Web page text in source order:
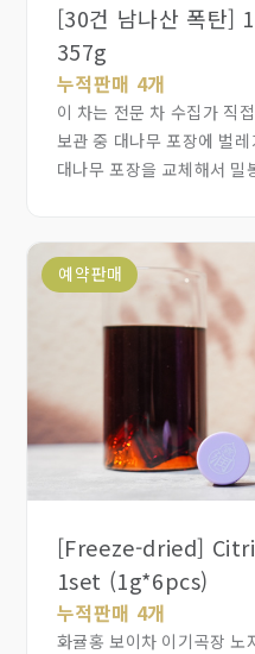
[30건 남나산 폭탄]
357g
누적판매 4개
이 차는 전문 차 수집가 직
보관 중 대나무 포장에 벌
대나무 포장을 교체해서
내놓고 여러분과 나누려
차향이 스며나올 정도로
펼쳐보면 살이 통통하고
꽃과 꿀이 어우러진 은은
넣으면 달고 부드러워 차
없이 즐길 수 있고, 오랜 시
더욱 구하기 힘든 귀한 품
깊은 무게감이 느껴집니다.
확보했으며 저희가 일주
가격도 매우 합리적이고
예약판매
[Freeze-dried]
1set (1g*6pcs)
누적판매 4개
화귤홍 보이차 이기곡장